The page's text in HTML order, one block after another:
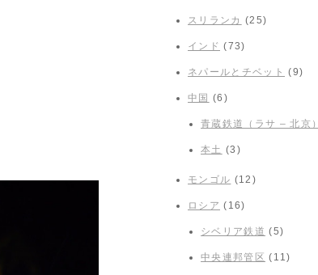
スリランカ (25)
インド (73)
ネパールとチベット (9)
中国 (6)
青蔵鉄道（ラサ – 北京）
本土 (3)
モンゴル (12)
ロシア (16)
シベリア鉄道 (5)
中央連邦管区 (11)